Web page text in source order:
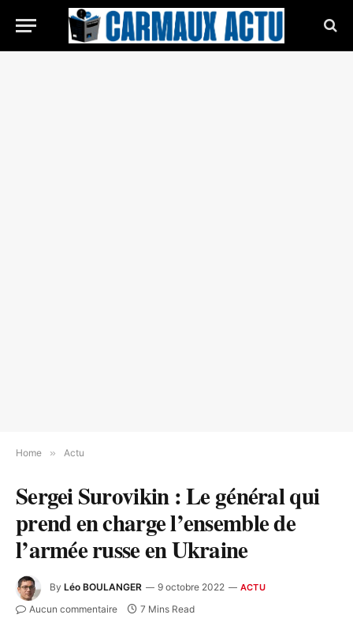
Home » Actu
Sergei Surovikin : Le général qui
prend en charge l’ensemble de
l’armée russe en Ukraine
By Léo BOULANGER 9 octobre 2022 ACTU
Aucun commentaire 7 Mins Read